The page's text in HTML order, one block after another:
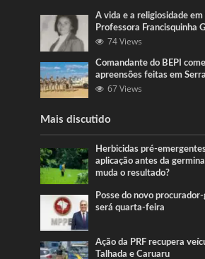
A vida e a religiosidade em
Professora Francisquinha
74 Views
Comandante do BEPI
apreensões feitas em
67 Views
Mais discutido
Herbicidas pré-
aplicação antes da
muda o resultado?
Posse do novo
será quarta-feira
Ação da PRF recupera
Talhada e Caruaru